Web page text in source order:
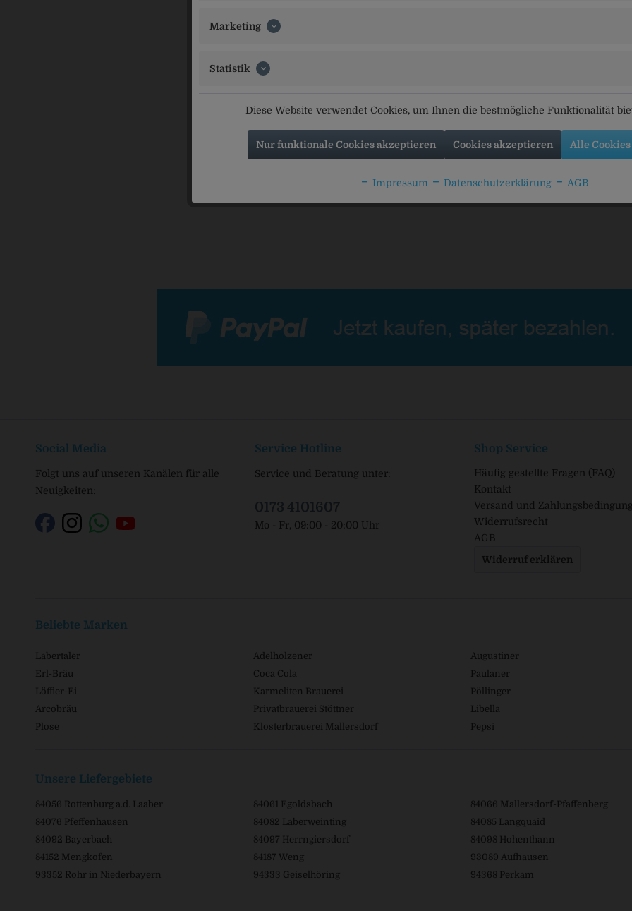
Ähnliche Artikel Kunden haben sich
Social Media
Folgt uns auf unseren Kanälen für alle
Neuigkeiten:
Service Hotline
Service und Beratung unter:
0173 4101607
Mo - Fr, 09:00 - 20:00 Uhr
Shop Service
Häufig gestellte Fragen (FAQ)
Kontakt
Versand und
Widerrufsrecht
AGB
Widerruf erklären
Beliebte Marken
Labertaler Adelholzener Augustiner
Erl-Bräu
Coca Cola Paulaner
Löffler-Ei
Karmeliten Brauerei Pöllinger
Arcobräu
Privatbrauerei Stöttner Libella
Plose
Klosterbrauerei Mallersdorf Pepsi
Unsere Liefergebiete
84056 Rottenburg a.d. Laaber 84061 Egoldsbach 84066 Mallersdorf-Pfaffenberg
84076 Pfeffenhausen
84082 Laberweinting 84085 Langquaid
84092 Bayerbach
84097 Herrngiersdorf 84098 Hohenthann
84152 Mengkofen
84187 Weng 93089 Aufhausen
93352 Rohr in Niederbayern
94333 Geiselhöring 94368 Perkam
Marketing
Statistik
Diese Website verwendet Cookies, um Ihnen die bestmögliche Funktionalität
Nur funktionale Cookies akzeptieren Cookies akzeptieren Alle
Impressum Datenschutzerklärung AGB